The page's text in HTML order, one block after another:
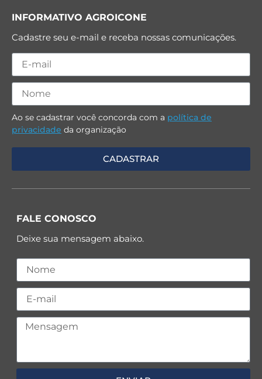
INFORMATIVO AGROICONE
Cadastre seu e-mail e receba nossas comunicações.
Ao se cadastrar você concorda com a política de
privacidade da organização
FALE CONOSCO
Deixe sua mensagem abaixo.